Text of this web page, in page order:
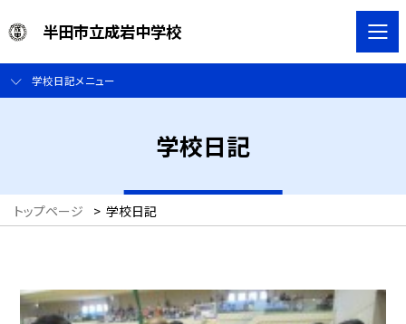
半田市立成岩中学校
学校日記メニュー
学校日記
トップページ > 学校日記